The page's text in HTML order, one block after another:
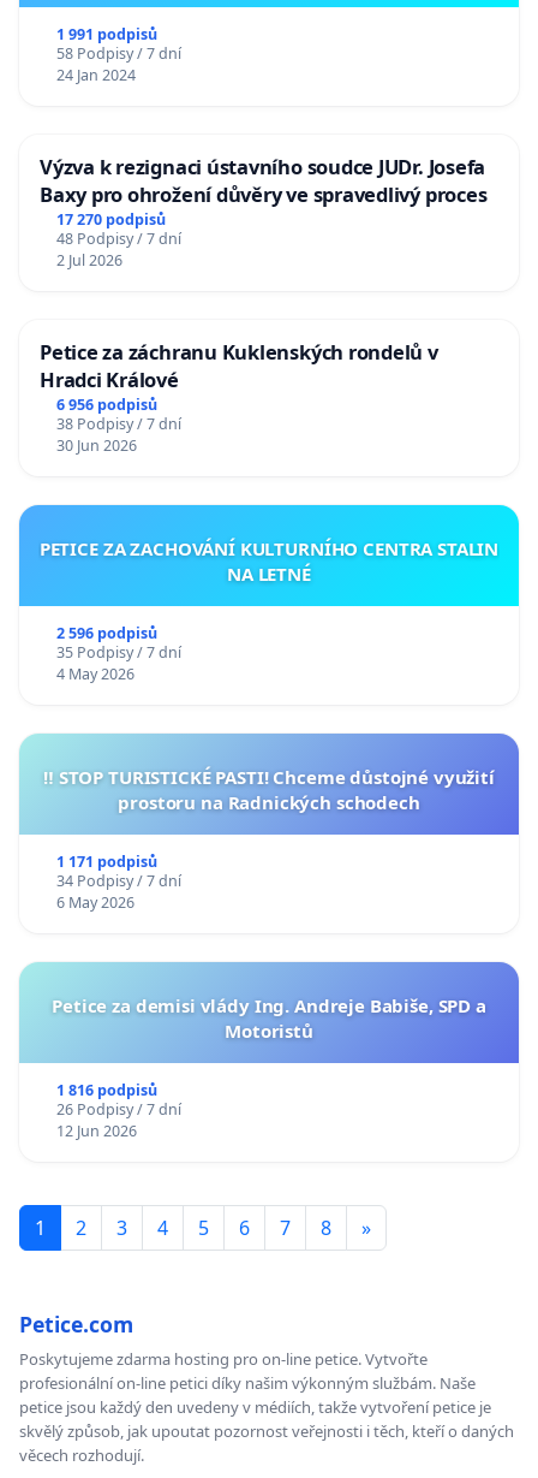
1 991 podpisů
58 Podpisy / 7 dní
24 Jan 2024
Výzva k rezignaci ústavního soudce JUDr. Josefa
Baxy pro ohrožení důvěry ve spravedlivý proces
17 270 podpisů
48 Podpisy / 7 dní
2 Jul 2026
Petice za záchranu Kuklenských rondelů v
Hradci Králové
6 956 podpisů
38 Podpisy / 7 dní
30 Jun 2026
PETICE ZA ZACHOVÁNÍ KULTURNÍHO CENTRA STALIN
NA LETNÉ
2 596 podpisů
35 Podpisy / 7 dní
4 May 2026
‼️ STOP TURISTICKÉ PASTI! Chceme důstojné využití
prostoru na Radnických schodech
1 171 podpisů
34 Podpisy / 7 dní
6 May 2026
Petice za demisi vlády Ing. Andreje Babiše, SPD a
Motoristů
1 816 podpisů
26 Podpisy / 7 dní
12 Jun 2026
1 2 3 4 5 6 7 8 »
Petice.com
Poskytujeme zdarma hosting pro on-line petice. Vytvořte
profesionální on-line petici díky našim výkonným službám. Naše
petice jsou každý den uvedeny v médiích, takže vytvoření petice je
skvělý způsob, jak upoutat pozornost veřejnosti i těch, kteří o daných
věcech rozhodují.